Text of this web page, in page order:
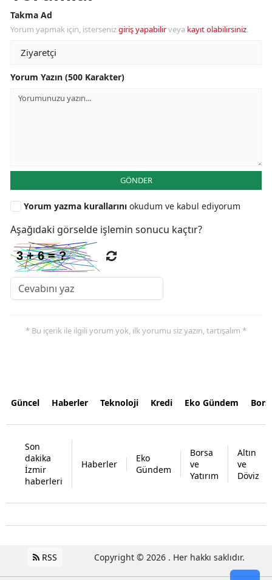
Takma Ad
Yorum yapmak için, istersenizgiriş yapabilirveya kayıt olabilirsiniz.
Yorum Yazın (500 Karakter)
GÖNDER
Yorum yazma kurallarını okudum ve kabul ediyorum
Aşağıdaki görselde işlemin sonucu kaçtır?
* Bu içerik ile ilgili yorum yok, ilk yorumu siz yazın, tartışalım *
Güncel Haberler Teknoloji Kredi Eko Gündem
Son
dakika
İzmir
haberleri
Haberler
Eko
Gündem
Borsa
ve
Yatırım
Altın
ve
Döviz
RSS Copyright © 2026 . Her hakkı saklıdır.